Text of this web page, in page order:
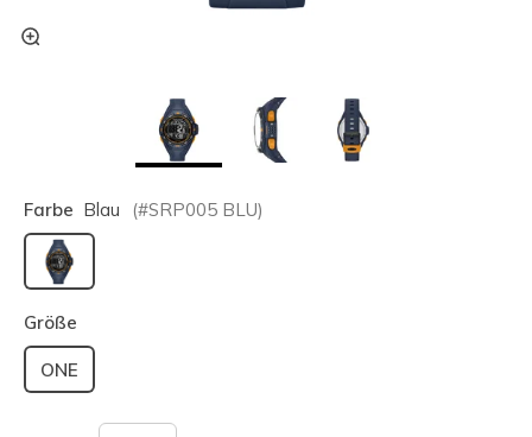
Farbe Blau (#SRP005 BLU)
ausgewählt
Größe
ONE